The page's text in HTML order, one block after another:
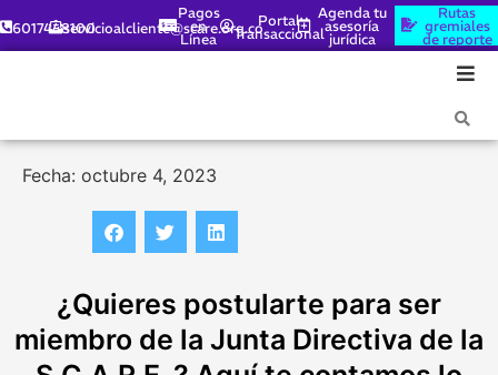
6017448100servicioalcliente@scare.org.co
Pagos
en
Línea
Portal
Transaccional
Agenda tu
asesoría
jurídica
Rutas
gremiales
de reporte
Fecha: octubre 4, 2023
¿Quieres postularte para ser
miembro de la Junta Directiva de la